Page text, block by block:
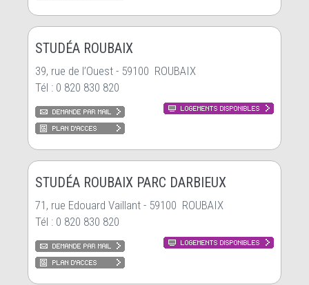
STUDÉA ROUBAIX
39, rue de l’Ouest - 59100 ROUBAIX
Tél : 0 820 830 820
STUDÉA ROUBAIX PARC DARBIEUX
71, rue Edouard Vaillant - 59100 ROUBAIX
Tél : 0 820 830 820